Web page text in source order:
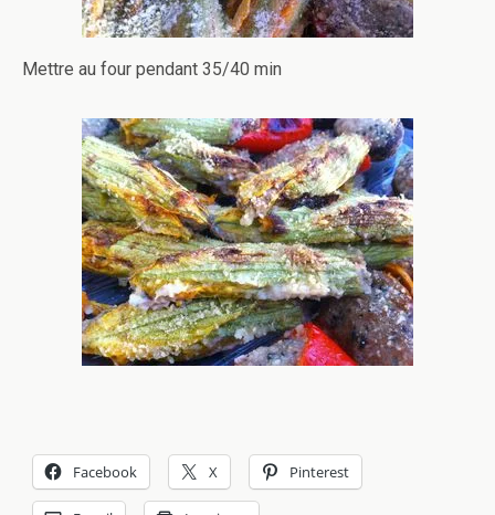
Mettre au four pendant 35/40 min
Facebook X Pinterest